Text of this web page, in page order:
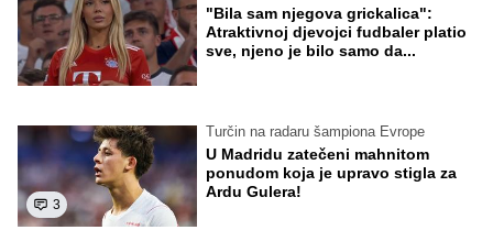
"Bila sam njegova grickalica":
Atraktivnoj djevojci fudbaler platio
sve, njeno je bilo samo da...
3
Turčin na radaru šampiona Evrope
U Madridu zatečeni mahnitom
ponudom koja je upravo stigla za
Ardu Gulera!